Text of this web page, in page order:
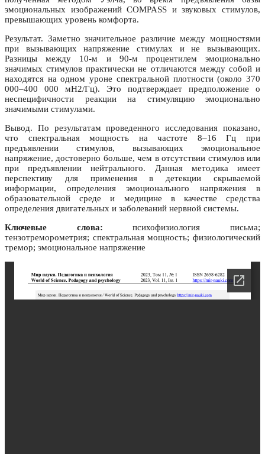
эмоциональных изображений COMPASS и звуковых стимулов,
превышающих уровень комфорта.
Результат. Заметно значительное различие между мощностями
при вызывающих напряжение стимулах и не вызывающих.
Разницы между 10-м и 90-м процентилем эмоционально
значимых стимулов практически не отличаются между собой и
находятся на одном уроне спектральной плотности (около 370
000–400 000 мН2/Гц). Это подтверждает предположение о
неспецифичности реакции на стимуляцию эмоционально
значимыми стимулами.
Вывод. По результатам проведенного исследования показано,
что спектральная мощность на частоте 8–16 Гц при
предъявлении стимулов, вызывающих эмоциональное
напряжение, достоверно больше, чем в отсутствии стимулов или
при предъявлении нейтрального. Данная методика имеет
перспективу для применения в детекции скрываемой
информации, определения эмоционального напряжения в
образовательной среде и медицине в качестве средства
определения двигательных и заболеваний нервной системы.
Ключевые слова: психофизиология письма;
тензотреморометрия; спектральная мощность; физиологический
тремор; эмоциональное напряжение